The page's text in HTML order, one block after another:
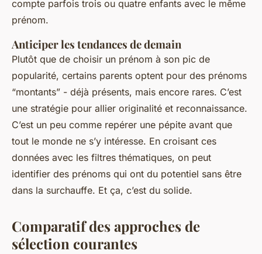
compte parfois trois ou quatre enfants avec le même
prénom.
Anticiper les tendances de demain
Plutôt que de choisir un prénom à son pic de
popularité, certains parents optent pour des prénoms
“montants” - déjà présents, mais encore rares. C’est
une stratégie pour allier originalité et reconnaissance.
C’est un peu comme repérer une pépite avant que
tout le monde ne s’y intéresse. En croisant ces
données avec les filtres thématiques, on peut
identifier des prénoms qui ont du potentiel sans être
dans la surchauffe. Et ça, c’est du solide.
Comparatif des approches de
sélection courantes